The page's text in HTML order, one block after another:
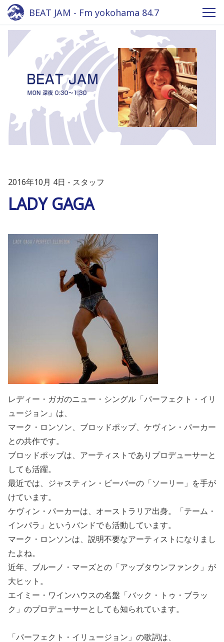
BEAT JAM - Fm yokohama 84.7
2016年10月 4日 スタッフ
LADY GAGA
レディー・ガガのニュー・シングル「パーフェクト・イリ
ュージョン」は、
マーク・ロンソン、ブロッドポップ、ケヴィン・パーカー
との共作です。
ブロッドポップは、アーティストでありプロデューサーと
しても活躍。
最近では、ジャスティン・ビーバーの「ソーリー」を手が
けています。
ケヴィン・パーカーは、オーストラリア出身。「テーム・
インパラ」というバンドでも活動しています。
マーク・ロンソンは、説明不要なアーティストになりまし
たよね。
近年、ブルーノ・マーズとの「アップタウンファンク」が
大ヒット。
エイミー・ワインハウスの名盤「バック・トゥ・ブラッ
ク」のプロデューサーとしても知られています。
「パーフェクト・イリュージョン」の歌詞は、